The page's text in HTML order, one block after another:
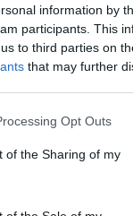
information by
participants. This
to third parties on
that may further
Opt Outs
of the Sharing of my